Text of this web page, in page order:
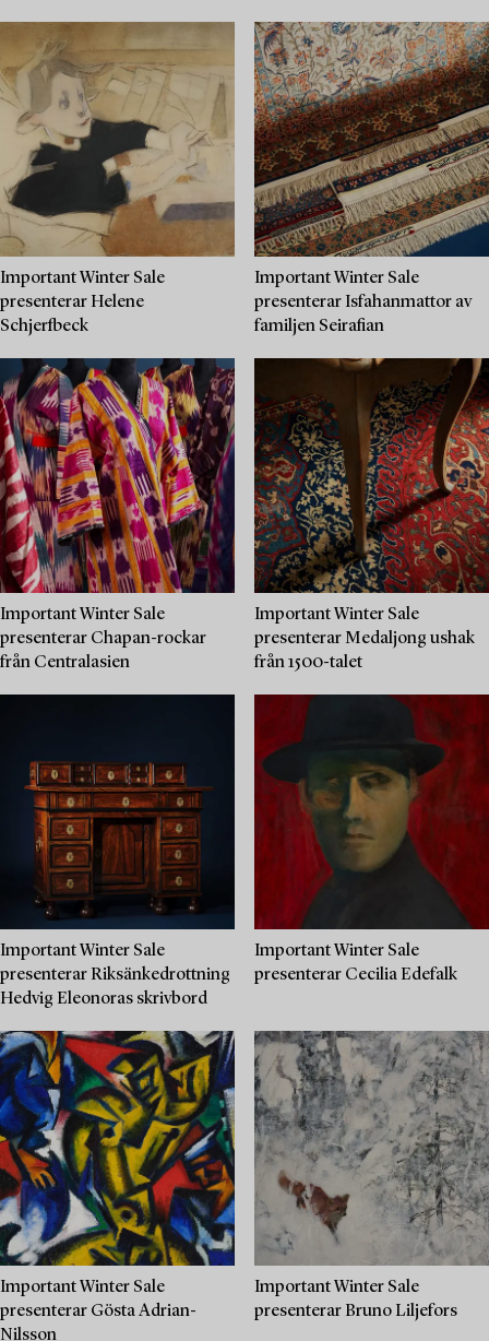
Important Winter Sale
presenterar Helene
Schjerfbeck
Important Winter Sale
presenterar Isfahanmattor av
familjen Seirafian
Important Winter Sale
presenterar Chapan-rockar
från Centralasien
Important Winter Sale
presenterar Medaljong ushak
från 1500-talet
Important Winter Sale
presenterar Riksänkedrottning
Hedvig Eleonoras skrivbord
Important Winter Sale
presenterar Cecilia Edefalk
Important Winter Sale
presenterar Gösta Adrian-
Nilsson
Important Winter Sale
presenterar Bruno Liljefors